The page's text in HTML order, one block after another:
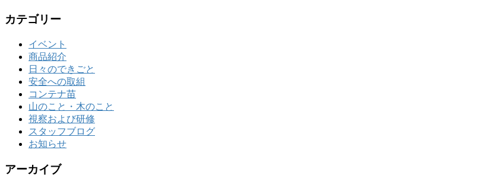
カテゴリー
イベント
商品紹介
日々のできごと
安全への取組
コンテナ苗
山のこと・木のこと
視察および研修
スタッフブログ
お知らせ
アーカイブ